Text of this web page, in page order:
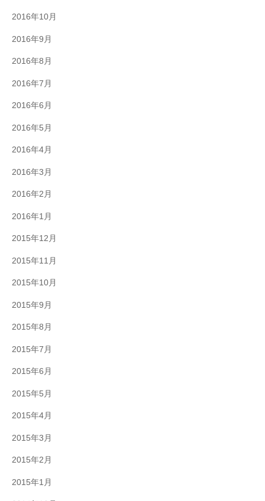
2016年10月
2016年9月
2016年8月
2016年7月
2016年6月
2016年5月
2016年4月
2016年3月
2016年2月
2016年1月
2015年12月
2015年11月
2015年10月
2015年9月
2015年8月
2015年7月
2015年6月
2015年5月
2015年4月
2015年3月
2015年2月
2015年1月